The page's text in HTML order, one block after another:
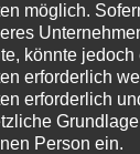
möglich.
könnte jedoch
erforderlich
erforderlich
Person ein.